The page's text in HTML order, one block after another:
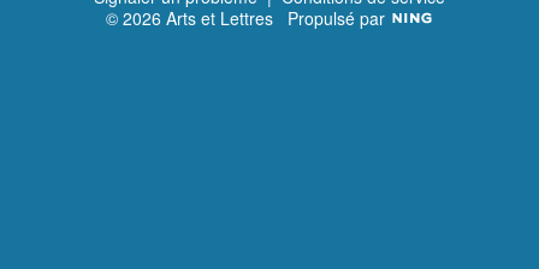
© 2026 Arts et Lettres Propulsé par